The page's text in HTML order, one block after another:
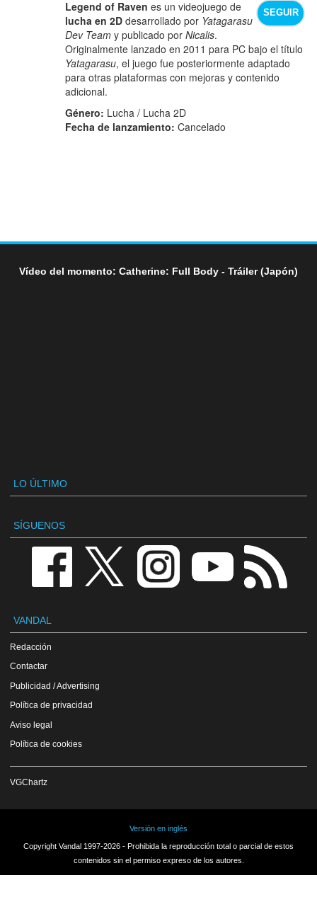
SEGUIR
Legend of Raven es un videojuego de
lucha en 2D desarrollado por Yatagarasu
Dev Team y publicado porNicalis.
Originalmente lanzado en 2011 para PC bajo el título
Yatagarasu, el juego fue posteriormente adaptado
para otras plataformas con mejoras y contenido
adicional.
Género: Lucha / Lucha 2D
Fecha de lanzamiento: Cancelado
Vídeo del momento: Catherine: Full Body - Tráiler (Japón)
LO ÚLTIMO
SÍGUENOS
VANDAL
Redacción
Contactar
Publicidad / Advertising
Política de privacidad
Aviso legal
Política de cookies
VGChartz
Versión en inglés
Copyright Vandal 1997-2026 - Prohibida la reproducción total o parcial de estos
contenidos sin el permiso expreso de los autores.